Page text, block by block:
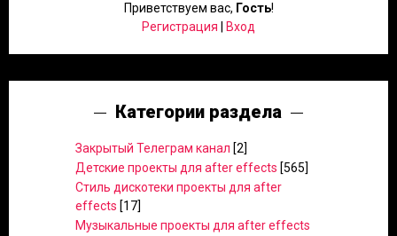
Приветствуем вас, Гость!
Регистрация
Вход
Категории раздела
Закрытый Телеграм канал [2]
Детские проекты для after effects [565]
Стиль дискотеки проекты для after
effects [17]
Музыкальные проекты для after effects